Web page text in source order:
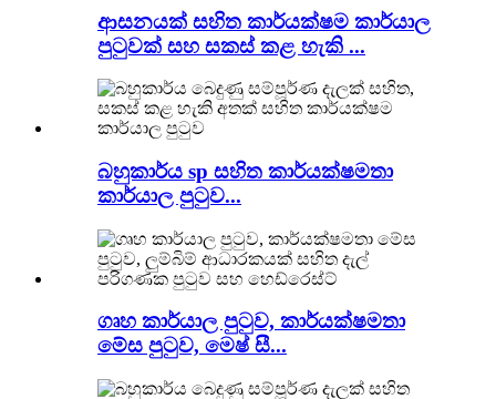
ආසනයක් සහිත කාර්යක්ෂම කාර්යාල
පුටුවක් සහ සකස් කළ හැකි ...
බහුකාර්ය sp සහිත කාර්යක්ෂමතා
කාර්යාල පුටුව...
ගෘහ කාර්යාල පුටුව, කාර්යක්ෂමතා
මේස පුටුව, මෙෂ් සී...